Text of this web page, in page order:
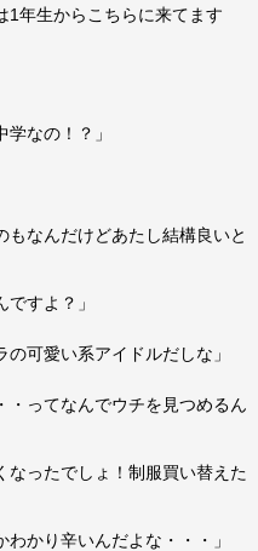
1年生からこちらに来てます
なの！？」
なんだけどあたし結構良いと
すよ？」
可愛い系アイドルだしな」
・ってなんでウチを見つめるん
なったでしょ！制服買い替えた
かり辛いんだよな・・・」